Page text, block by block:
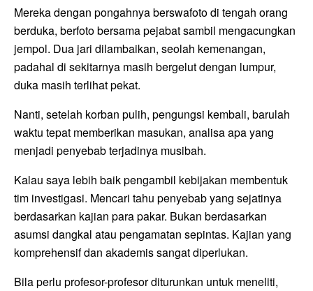
Mereka dengan pongahnya berswafoto di tengah orang
berduka, berfoto bersama pejabat sambil mengacungkan
jempol. Dua jari dilambaikan, seolah kemenangan,
padahal di sekitarnya masih bergelut dengan lumpur,
duka masih terlihat pekat.
Nanti, setelah korban pulih, pengungsi kembali, barulah
waktu tepat memberikan masukan, analisa apa yang
menjadi penyebab terjadinya musibah.
Kalau saya lebih baik pengambil kebijakan membentuk
tim investigasi. Mencari tahu penyebab yang sejatinya
berdasarkan kajian para pakar. Bukan berdasarkan
asumsi dangkal atau pengamatan sepintas. Kajian yang
komprehensif dan akademis sangat diperlukan.
Bila perlu profesor-profesor diturunkan untuk meneliti,